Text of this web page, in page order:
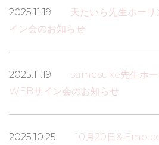
2025.11.19
天たいら先生ホー
イン会のお知らせ
2025.11.19 samesuke先生ホー
WEBサイン会のお知らせ
2025.10.25 10月20日&.Emo